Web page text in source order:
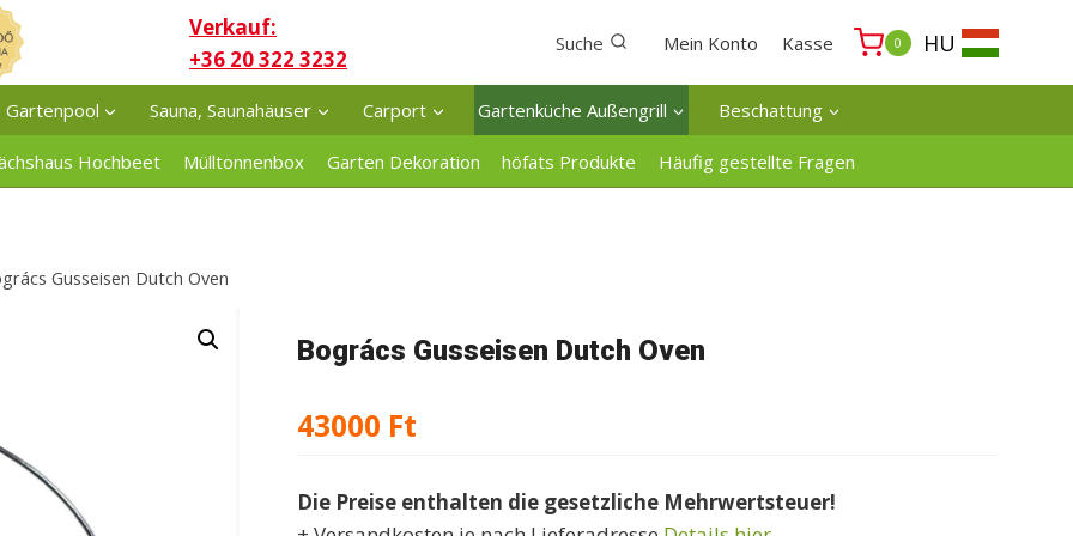
Verkauf:
+36 20 322 3232
Suche Mein Konto Kasse 0 HU
Gartenpool Sauna, Saunahäuser Carport Gartenküche Außengrill Beschattung
Hochbeet Mülltonnenbox Garten Dekoration höfats Produkte Häufig gestellte Fragen
Gusseisen Dutch Oven
Bogrács Gusseisen Dutch Oven
43000 Ft
Die Preise enthalten die gesetzliche Mehrwertsteuer!